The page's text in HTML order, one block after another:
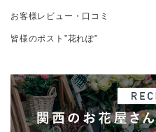
お客様レビュー・口コミ
皆様のポスト”花れぽ”